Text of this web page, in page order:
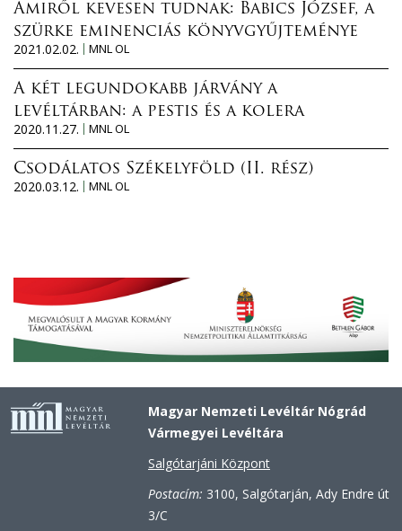
Amiről kevesen tudnak: Babics József, a
szürke eminenciás könyvgyűjteménye
2021.02.02.
MNL OL
A két legundokabb járvány a
levéltárban: a pestis és a kolera
2020.11.27.
MNL OL
Csodálatos Székelyföld (II. rész)
2020.03.12.
MNL OL
Magyar Nemzeti Levéltár Nógrád
Vármegyei Levéltára
Salgótarjáni Központ
Postacím: 3100, Salgótarján, Ady Endre út
3/C